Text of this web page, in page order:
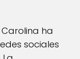
ha
sociales